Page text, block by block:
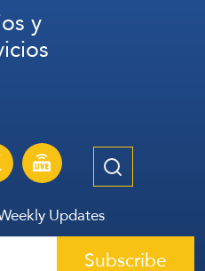
y
Updates
Subscribe